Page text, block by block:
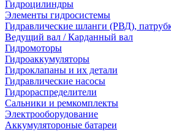
Гидроцилиндры
Элементы гидросистемы
Гидравлические шланги (РВД),
Ведущий вал / Карданный вал
Гидромоторы
Гидроаккумуляторы
Гидроклапаны и их детали
Гидравлические насосы
Гидрораспределители
Сальники и ремкомплекты
Электрооборудование
Аккумулятороные батареи